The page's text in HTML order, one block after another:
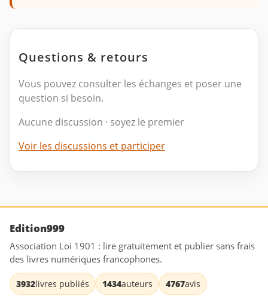
Questions & retours
Vous pouvez consulter les échanges et poser une
question si besoin.
Aucune discussion · soyez le premier
Voir les discussions et participer
Edition999
Association Loi 1901 : lire gratuitement et publier sans frais
des livres numériques francophones.
3932livres publiés 1434auteurs 4767avis